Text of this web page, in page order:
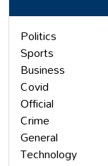
Politics
Sports
Business
Covid
Official
Crime
General
Technology